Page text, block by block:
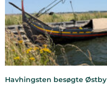
Havhingsten besøgte Østby